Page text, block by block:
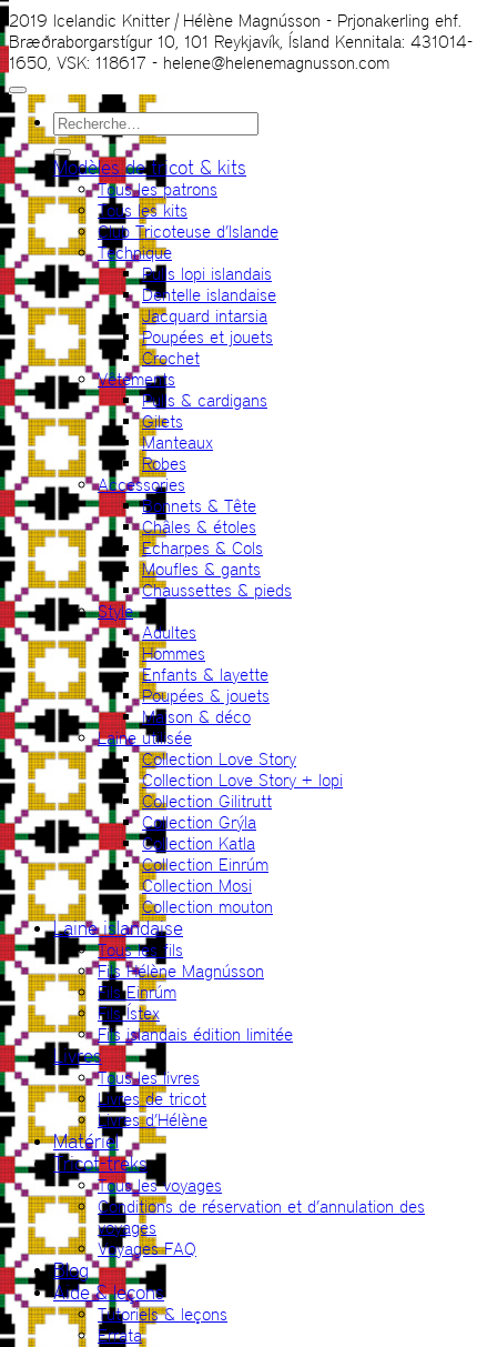
2019 Icelandic Knitter | Hélène Magnússon - Prjonakerling ehf.
Bræðraborgarstígur 10, 101 Reykjavík, Ísland Kennitala: 431014-
1650, VSK: 118617 - helene@helenemagnusson.com
Recherche
pour :
Modèles de tricot & kits
Tous les patrons
Tous les kits
Club Tricoteuse d’Islande
Technique
Pulls lopi islandais
Dentelle islandaise
Jacquard intarsia
Poupées et jouets
Crochet
Vêtements
Pulls & cardigans
Gilets
Manteaux
Robes
Accessories
Bonnets & Tête
Châles & étoles
Echarpes & Cols
Moufles & gants
Chaussettes & pieds
Style
Adultes
Hommes
Enfants & layette
Poupées & jouets
Maison & déco
Laine utilisée
Collection Love Story
Collection Love Story + lopi
Collection Gilitrutt
Collection Grýla
Collection Katla
Collection Einrúm
Collection Mosi
Collection mouton
Laine islandaise
Tous les fils
Fils Hélène Magnússon
Fils Einrúm
Fils Ístex
Fils islandais édition limitée
Livres
Tous les livres
Livres de tricot
Livres d’Hélène
Matériel
Tricot-treks
Tous les voyages
Conditions de réservation et d’annulation des
voyages
Voyages FAQ
Blog
Aide & leçons
Tutoriels & leçons
Errata